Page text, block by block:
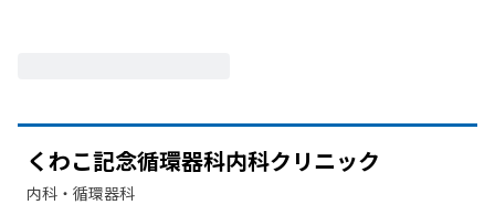
くわこ記念循環器科内科クリニック
内科・​循環器科